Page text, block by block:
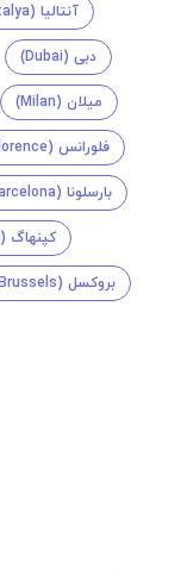
آنتالیا (Antalya)
دبی (Dubai)
میلان (Milan)
فلورانس (Florence)
بارسلونا (Barcelona)
کپنهاگ (Copenhagen)
بروکسل (Brussels)